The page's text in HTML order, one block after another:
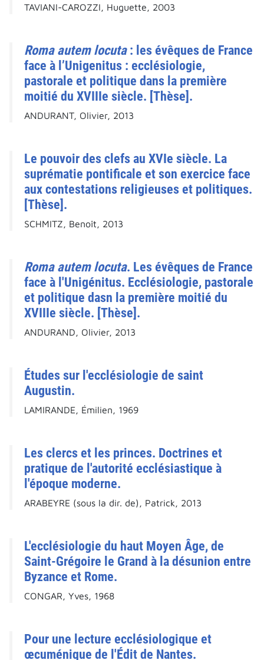
TAVIANI-CAROZZI, Huguette, 2003
Roma autem locuta: les évêques de France
face à l’Unigenitus : ecclésiologie,
pastorale et politique dans la première
moitié du XVIIIe siècle. [Thèse].
ANDURANT, Olivier, 2013
Le pouvoir des clefs au XVIe siècle. La
suprématie pontificale et son exercice face
aux contestations religieuses et politiques.
[Thèse].
SCHMITZ, Benoît, 2013
Roma autem locuta. Les évêques de France
face à l'Unigénitus. Ecclésiologie, pastorale
et politique dasn la première moitié du
XVIIIe siècle. [Thèse].
ANDURAND, Olivier, 2013
Études sur l'ecclésiologie de saint
Augustin.
LAMIRANDE, Émilien, 1969
Les clercs et les princes. Doctrines et
pratique de l'autorité ecclésiastique à
l'époque moderne.
ARABEYRE (sous la dir. de), Patrick, 2013
L'ecclésiologie du haut Moyen Âge, de
Saint-Grégoire le Grand à la désunion entre
Byzance et Rome.
CONGAR, Yves, 1968
Pour une lecture ecclésiologique et
œcuménique de l'Édit de Nantes.